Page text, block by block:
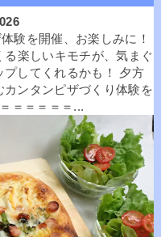
験を開催、お楽しみに！
楽しいキモチが、気まぐ
してくれるかも！ 夕方
ンタンピザづくり体験を
＝＝＝＝＝...